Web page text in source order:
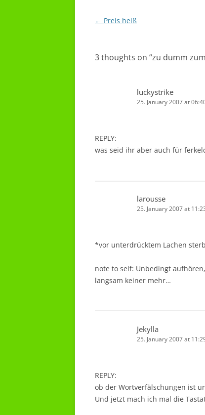
Post
← Preis heiß
3 thoughts on “zu dumm zum
luckystrike
25. January 2007 at
REPLY:
was seid ihr aber auch für
larousse
25. January 2007 at
*vor unterdrücktem Lachen
note to self: Unbedingt
langsam keiner mehr…
Jekylla
25. January 2007 at
REPLY:
ob der Wortverfälschungen ist
Und jetzt mach ich mal die